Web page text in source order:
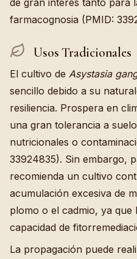
de gran interés tanto para
farmacognosia (PMID:
Usos Tradicionales
El cultivo de Asystasia
sencillo debido a su
resiliencia. Prospera en
una gran tolerancia a
nutricionales o
33924835). Sin embargo,
recomienda un cultivo
acumulación excesiva de
plomo o el cadmio, ya que
capacidad de
La propagación puede